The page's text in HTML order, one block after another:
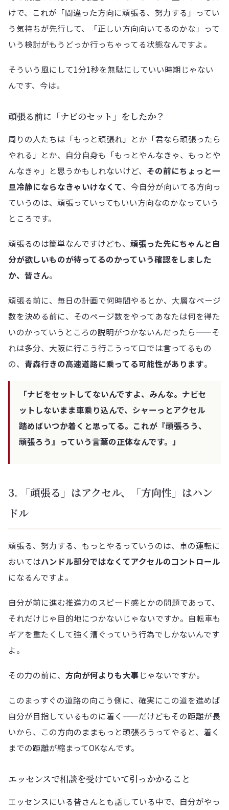
けで、これが「間違った方向に頑張る、努力する」ってい
う気持ちが先行して、「正しい方向向いてるのかな」って
いう検討がもうどっか行っちゃってる状態なんですよ。
そういう風にして1分1秒を無駄にしていい時期じゃない
んです、今は。
頑張る前に「ナビのセット」をしたか？
周りの人たちは「もっと頑張れ」とか「君なら頑張ったら
やれる」とか、自分自身も「もっとやんなきゃ、もっとや
んなきゃ」と思うかもしれないけど、 その前にちょっと一
旦冷静にならなきゃいけなくて、今自分が向いてる方向っ
ていうのは、頑張っていってもいい方向なのかなっていう
ところです。
頑張るのは簡単なんですけども、 頑張った先にちゃんと自
分が欲しいものが待ってるのかっていう確認をしました
か、皆さん。
頑張る前に、毎日の計画で何時間やるとか、大層なページ
数を決める前に、そのページ数をやってあなたは何を得た
いのかっていうところの説明がつかないんだったら——そ
れは多分、大阪に行こう行こうって口では言ってるもの
の、 青森行きの高速道路に乗ってる可能性があります。
「ナビをセットしてないんですよ、みんな。ナビセ
ットしないまま車乗り込んで、シャーっとアクセル
踏めばいつか着くと思ってる。これが『頑張ろう、
頑張ろう』っていう言葉の正体なんです。」
3. 「頑張る」はアクセル、「方向性」はハン
ドル
頑張る、努力する、もっとやるっていうのは、車の運転に
おいてはハンドル部分ではなくてアクセルのコントロール
になるんですよ。
自分が前に進む推進力のスピード感とかの問題であって、
それだけじゃ目的地につかないじゃないですか。自転車も
ギアを重たくして強く漕ぐっていう行為でしかないんです
よ。
その力の前に、 方向が何よりも大事じゃないですか。
このまっすぐの道路の向こう側に、確実にこの道を進めば
自分が目指しているものに着く——だけどもその距離が長
いから、この方向のままもっと頑張ろうってやると、着く
までの距離が縮まってOKなんです。
エッセンスで相談を受けていて引っかかること
エッセンスにいる皆さんとも話している中で、自分がやっ